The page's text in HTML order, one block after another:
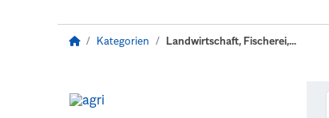
Kategorien Landwirtschaft, Fischerei,...